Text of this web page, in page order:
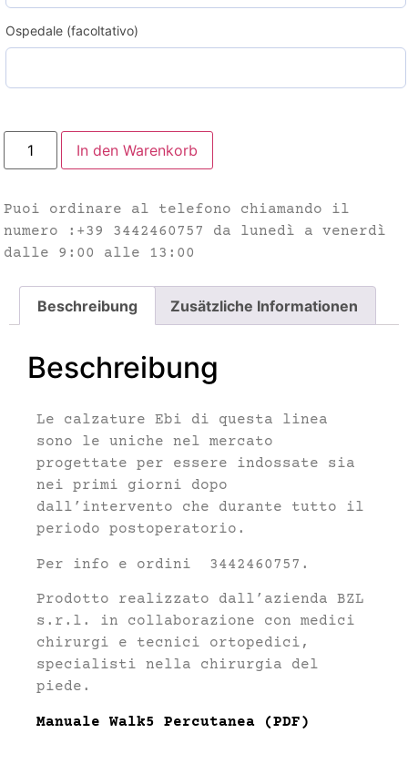
Ospedale (facoltativo)
In den Warenkorb
Puoi ordinare al telefono chiamando il
numero :+39 3442460757 da lunedì a venerdì
dalle 9:00 alle 13:00
Beschreibung Zusätzliche Informationen
Beschreibung
Le calzature Ebi di questa linea
sono le uniche nel mercato
progettate per essere indossate sia
nei primi giorni dopo
dall’intervento che durante tutto il
periodo postoperatorio.
Per info e ordini 3442460757.
Prodotto realizzato dall’azienda BZL
s.r.l. in collaborazione con medici
chirurgi e tecnici ortopedici,
specialisti nella chirurgia del
piede.
Manuale Walk5 Percutanea (PDF)